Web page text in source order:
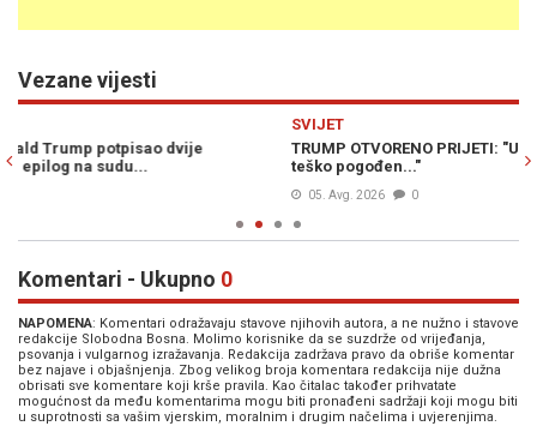
Vezane vijesti
TRUMP OTVORENO PRIJETI: "Ukoliko Iran to ne učini bit će vrlo
teško pogođen..."
Komentari - Ukupno 0
NAPOMENA: Komentari odražavaju stavove njihovih autora, a ne nužno i stavove
redakcije Slobodna Bosna. Molimo korisnike da se suzdrže od vrijeđanja,
psovanja i vulgarnog izražavanja. Redakcija zadržava pravo da obriše komentar
bez najave i objašnjenja. Zbog velikog broja komentara redakcija nije dužna
obrisati sve komentare koji krše pravila. Kao čitalac također prihvatate
mogućnost da među komentarima mogu biti pronađeni sadržaji koji mogu biti
u suprotnosti sa vašim vjerskim, moralnim i drugim načelima i uvjerenjima.